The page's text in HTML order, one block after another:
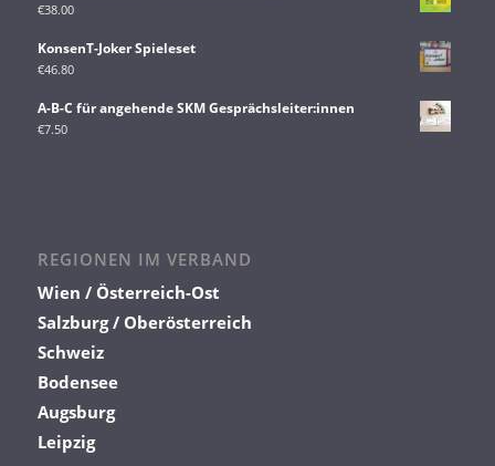
€38.00
KonsenT-Joker Spieleset
€46.80
A-B-C für angehende SKM Gesprächsleiter:innen
€7.50
REGIONEN IM VERBAND
Wien / Österreich-Ost
Salzburg / Oberösterreich
Schweiz
Bodensee
Augsburg
Leipzig